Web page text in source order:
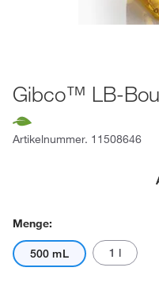
Gibco™ LB-
Artikelnummer. 11508646
Menge:
500 mL 1 l